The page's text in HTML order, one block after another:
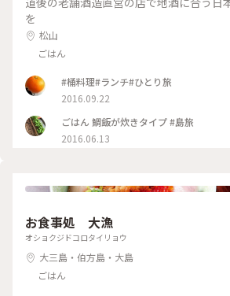
を
松山
ごはん
#桶料理#ランチ#ひとり旅
2016.09.22
ごはん 鯛飯が炊きタイプ #島旅
2016.06.13
お食事処 大漁
オショクジドコロタイリョウ
大三島・伯方島・大島
ごはん